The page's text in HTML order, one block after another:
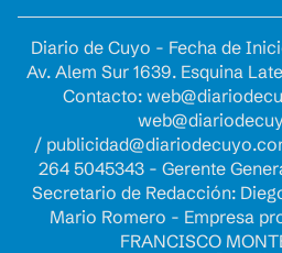
Diario de Cuyo - Fecha de
Av. Alem Sur 1639. Esquina
Contacto:
/
264 5045343 - Gerente
Secretario de Redacción:
Mario Romero - Empresa
FRANCISCO